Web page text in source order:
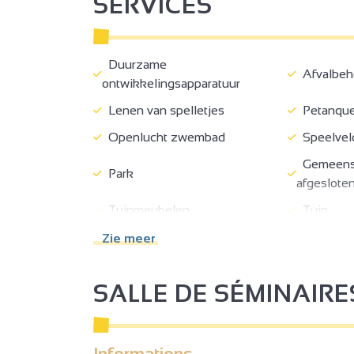
Duurzame
ontwikkelingsapparatuur
Lenen van spelletjes
Openlucht zwembad
Park
Tuinmeubelen Tuin
Schaduwrijk terras
Vrijstaande woning Naast
Toeristeninformatie
Zie meer
SALLE DE